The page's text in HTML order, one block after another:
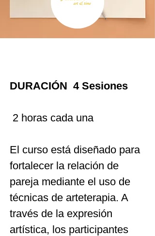
DURACIÓN  4 Sesiones
2 horas cada una
El curso está diseñado para
fortalecer la relación de
pareja mediante el uso de
técnicas de arteterapia. A
través de la expresión
artística, los participantes